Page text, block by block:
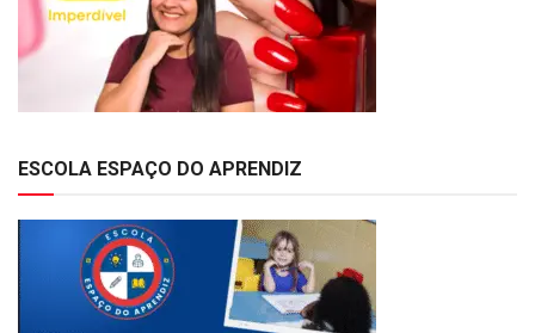
ESCOLA ESPAÇO DO APRENDIZ